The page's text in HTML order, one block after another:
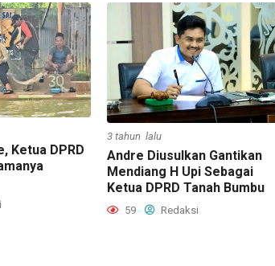
Ketua DPRD
3 tahun lalu
Andre Diusulkan Gantikan
Mendiang H Upi Sebagai
Ketua DPRD Tanah Bumbu
59 Redaksi